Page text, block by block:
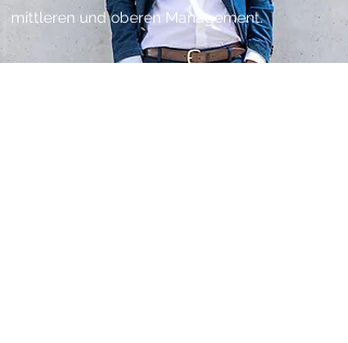
mittleren und oberen Management.